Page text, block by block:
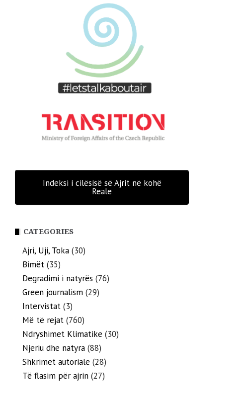
Indeksi i cilësisë së Ajrit në kohë
Reale
CATEGORIES
Ajri, Uji, Toka (30)
Bimët (35)
Degradimi i natyrës (76)
Green journalism (29)
Intervistat (3)
Më të rejat (760)
Ndryshimet Klimatike (30)
Njeriu dhe natyra (88)
Shkrimet autoriale (28)
Të flasim për ajrin (27)